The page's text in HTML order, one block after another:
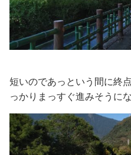
短いのであっという間に終
っかりまっすぐ進みそうに